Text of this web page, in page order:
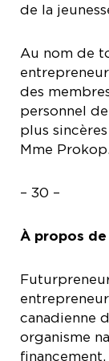
de la
Au nom de
des
personnel
plus
Mme Prokop.
– 30 –
À propos
canadienne
organisme